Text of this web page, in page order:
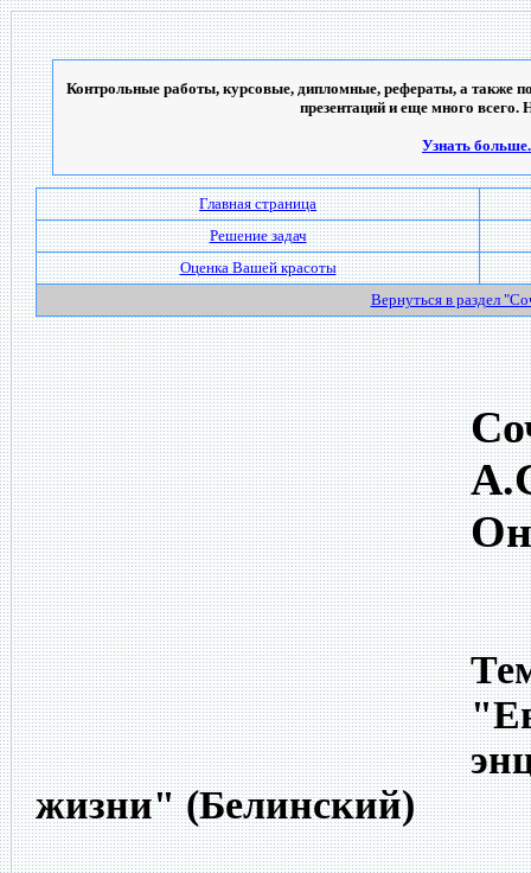
Контрольные работы, курсовые, дипломные, рефераты, а также
презентаций и еще много всего.
Узнать
Главная страница
Решение задач
Оценка Вашей красоты
Вернуться в раздел
жизни" (Белинский)